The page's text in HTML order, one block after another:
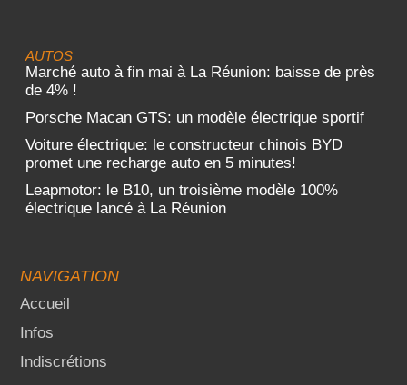
AUTOS
Marché auto à fin mai à La Réunion: baisse de près
de 4% !
Porsche Macan GTS: un modèle électrique sportif
Voiture électrique: le constructeur chinois BYD
promet une recharge auto en 5 minutes!
Leapmotor: le B10, un troisième modèle 100%
électrique lancé à La Réunion
NAVIGATION
Accueil
Infos
Indiscrétions